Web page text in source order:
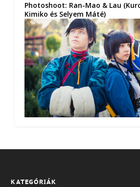
Photoshoot: Ran-Mao & Lau
Kimiko és Selyem Máté)
KATEGÓRIÁK